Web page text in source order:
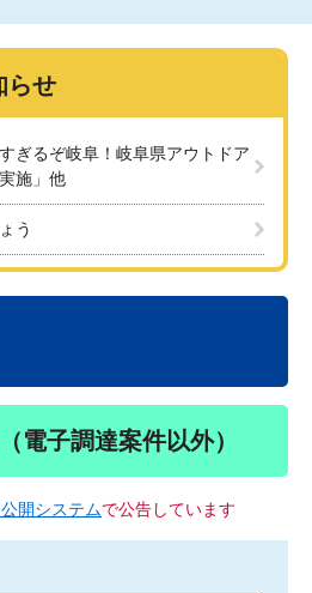
らせ
ぎるぞ岐阜！岐阜県アウトドア
施」他
う
電子調達案件以外）
開システムで公告しています